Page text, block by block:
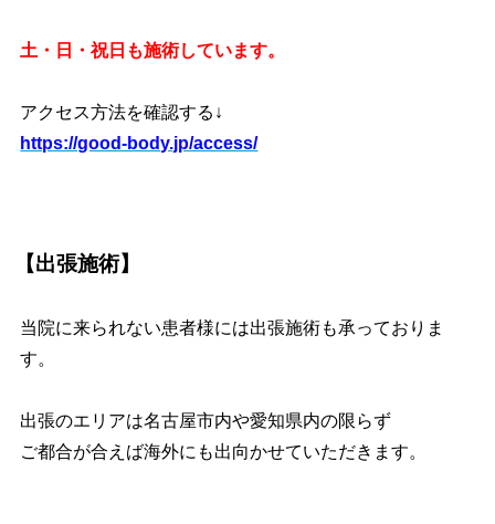
土・日・祝日も施術しています。
アクセス方法を確認する↓
https://good-body.jp/access/
【出張施術】
当院に来られない患者様には出張施術も承っておりま
す。
出張のエリアは名古屋市内や愛知県内の限らず
ご都合が合えば海外にも出向かせていただきます。